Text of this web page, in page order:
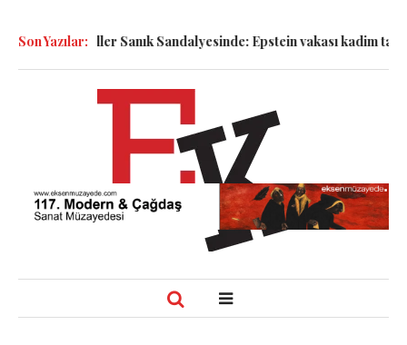
Son Yazılar:
Semboller Sanık Sandalyesinde: Epstein vakası kadim